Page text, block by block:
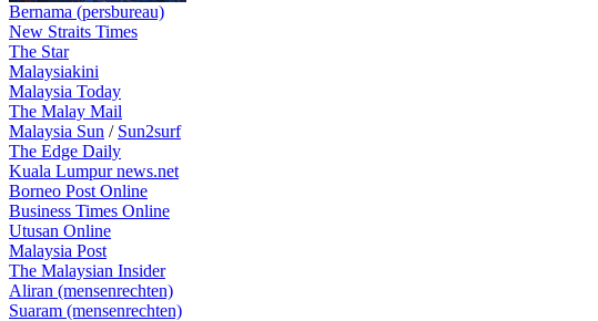
Bernama (persbureau)
New Straits Times
The Star
Malaysiakini
Malaysia Today
The Malay Mail
Malaysia Sun / Sun2surf
The Edge Daily
Kuala Lumpur news.net
Borneo Post Online
Business Times Online
Utusan Online
Malaysia Post
The Malaysian Insider
Aliran (mensenrechten)
Suaram (mensenrechten)